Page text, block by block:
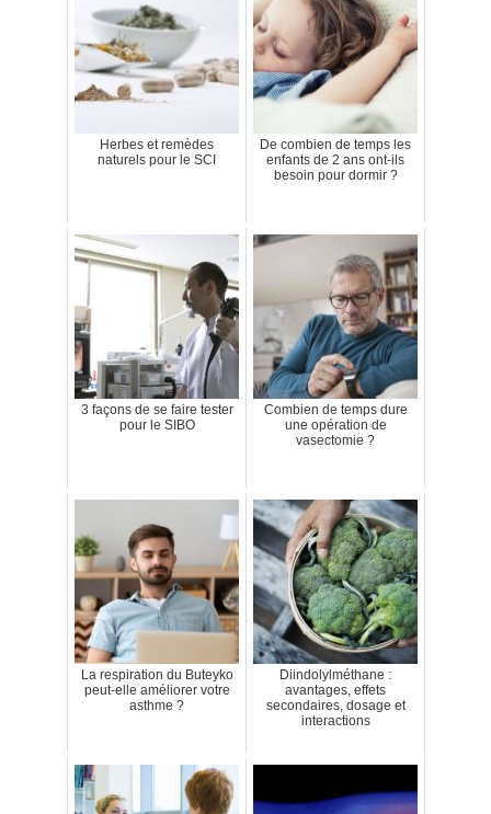
Herbes et remèdes
naturels pour le SCI
De combien de temps les
enfants de 2 ans ont-ils
besoin pour dormir ?
3 façons de se faire tester
pour le SIBO
Combien de temps dure
une opération de
vasectomie ?
La respiration du Buteyko
peut-elle améliorer votre
asthme ?
Diindolylméthane :
avantages, effets
secondaires, dosage et
interactions